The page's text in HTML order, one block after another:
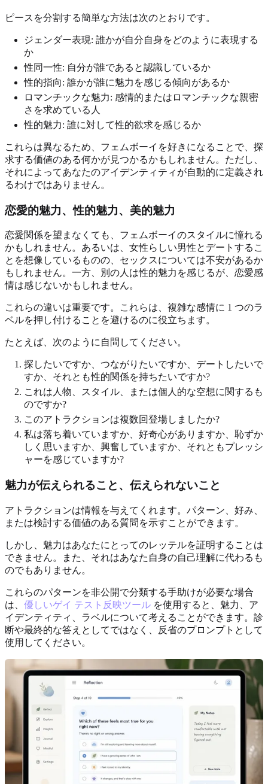
ピースを分割する簡単な方法は次のとおりです。
ジェンダー表現: 誰かが自分自身をどのように表現する
か
性同一性: 自分が誰であると認識しているか
性的指向: 誰かが誰に魅力を感じる傾向があるか
ロマンチックな魅力: 感情的またはロマンチックな親密
さを求めている人
性的魅力: 誰に対して性的欲求を感じるか
これらは異なるため、フェムボーイを好きになることで、探
求する価値のある何かが見つかるかもしれません。ただし、
それによってあなたのアイデンティティが自動的に定義され
るわけではありません。
恋愛的魅力、性的魅力、美的魅力
恋愛関係を望まなくても、フェムボーイのスタイルに憧れる
かもしれません。あるいは、女性らしい男性とデートするこ
とを想像しているものの、セックスについては不安があるか
もしれません。一方、別の人は性的魅力を感じるが、恋愛感
情は感じないかもしれません。
これらの違いは重要です。これらは、複雑な感情に 1 つのラ
ベルを押し付けることを避けるのに役立ちます。
たとえば、次のように自問してください。
探したいですか、つながりたいですか、デートしたいで
すか、それとも性的関係を持ちたいですか?
これは人物、スタイル、または個人的な空想に関するも
のですか?
このアトラクションは複数回登場しましたか?
私は落ち着いていますか、好奇心がありますか、恥ずか
しく思いますか、興奮していますか、それともプレッシ
ャーを感じていますか?
魅力が伝えられること、伝えられないこと
アトラクションは情報を与えてくれます。パターン、好み、
または検討する価値のある質問を示すことができます。
しかし、魅力はあなたにとってのレッテルを証明することは
できません。また、それはあなた自身の自己理解に代わるも
のでもありません。
これらのパターンを非公開で分類する手助けが必要な場合
は、 優しいゲイ テスト反映ツール を使用すると、魅力、ア
イデンティティ、ラベルについて考えることができます。診
断や最終的な答えとしてではなく、反省のプロンプトとして
使用してください。